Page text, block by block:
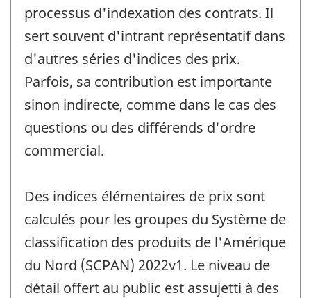
processus d'indexation des contrats. Il
sert souvent d'intrant représentatif dans
d'autres séries d'indices des prix.
Parfois, sa contribution est importante
sinon indirecte, comme dans le cas des
questions ou des différends d'ordre
commercial.
Des indices élémentaires de prix sont
calculés pour les groupes du Système de
classification des produits de l'Amérique
du Nord (SCPAN) 2022v1. Le niveau de
détail offert au public est assujetti à des